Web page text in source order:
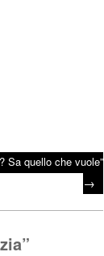
Sa quello che vuole”
→
”